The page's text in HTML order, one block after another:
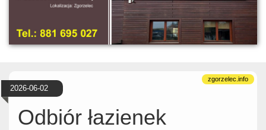
2026-06-02
Odbiór łazienek